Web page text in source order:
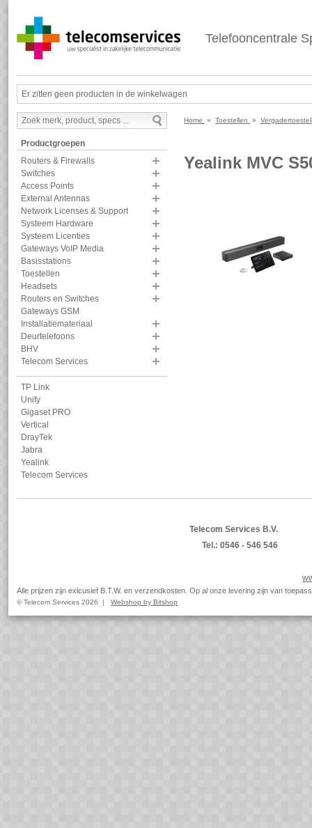
Telefooncentrale
Er zitten geen producten in de winkelwagen
Productgroepen
Routers & Firewalls
Switches
Access Points
External Antennas
Network Licenses & Support
Systeem Hardware
Systeem Licenties
Gateways VoIP Media
Basisstations
Toestellen
Headsets
Routers en Switches
Gateways GSM
Installatiemateriaal
Deurtelefoons
BHV
Telecom Services
TP Link
Unify
Gigaset PRO
Vertical
DrayTek
Jabra
Yealink
Telecom Services
Home » Toestellen »
Yealink MVC
Telecom Services B.V.
Tel.: 0546 - 546 546
Alle prijzen zijn exlcusief B.T.W. en verzendkosten. Op al onze levering zijn van
© Telecom Services 2026 | Webshop by Bitshop